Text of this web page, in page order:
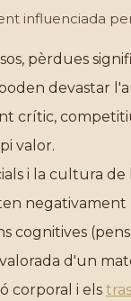
influenciada
pèrdues
devastar
crític,
valor.
i la cultura
negativament
cognitives
d'un
corporal i els